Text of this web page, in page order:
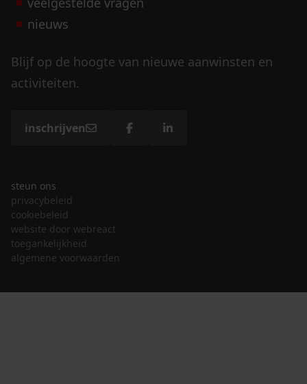
nieuws
Blijf op de hoogte van nieuwe aanwinsten en
activiteiten.
inschrijven
steun ons
privacybeleid
cookiebeleid
website door webreact
toegankelijkheid
algemene voorwaarden